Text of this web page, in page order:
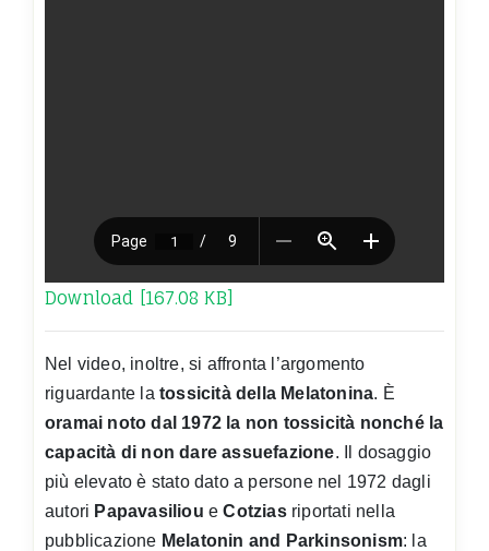
Download [167.08 KB]
Nel video, inoltre, si affronta l’argomento
riguardante la tossicità della Melatonina. È
oramai noto dal 1972 la non tossicità nonché la
capacità di non dare assuefazione. Il dosaggio
più elevato è stato dato a persone nel 1972 dagli
autori Papavasiliou eCotziasriportati nella
pubblicazione Melatonin and Parkinsonism: la